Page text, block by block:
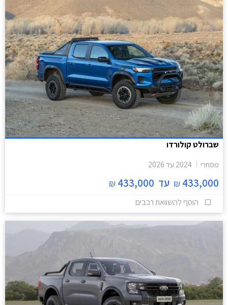
שברולט קולורדו
מסחרי 2024 עד 2026
433,000
₪ עד 433,000
₪
הוסף להשוואת רכבים